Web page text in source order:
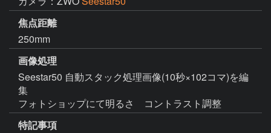
焦点距離
250mm
画像処理
Seestar50 自動スタック処理画像(10秒×102コマ)を編
集
特記事項